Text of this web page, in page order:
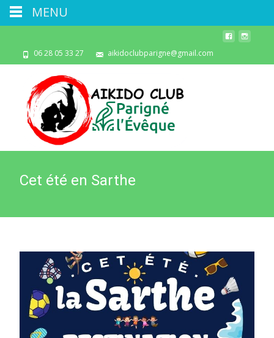
06 28 05 33 27 aikidoclubparigne@gmail.com
Cet été en Sarthe
MENU